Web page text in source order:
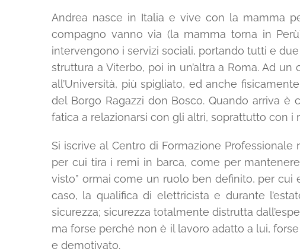
Andrea nasce in Italia e vive con la mamma
compagno vanno via (la mamma torna in
intervengono i servizi sociali, portando tutti e
struttura a Viterbo, poi in un’altra a Roma. Ad
all’Università, più spigliato, ed anche
del Borgo Ragazzi don Bosco. Quando arriva
fatica a relazionarsi con gli altri, soprattutto con i
Si iscrive al Centro di Formazione
per cui tira i remi in barca, come per
visto” ormai come un ruolo ben definito, per
caso, la qualifica di elettricista e durante
sicurezza; sicurezza totalmente distrutta
ma forse perché non è il lavoro adatto a lui,
e demotivato.